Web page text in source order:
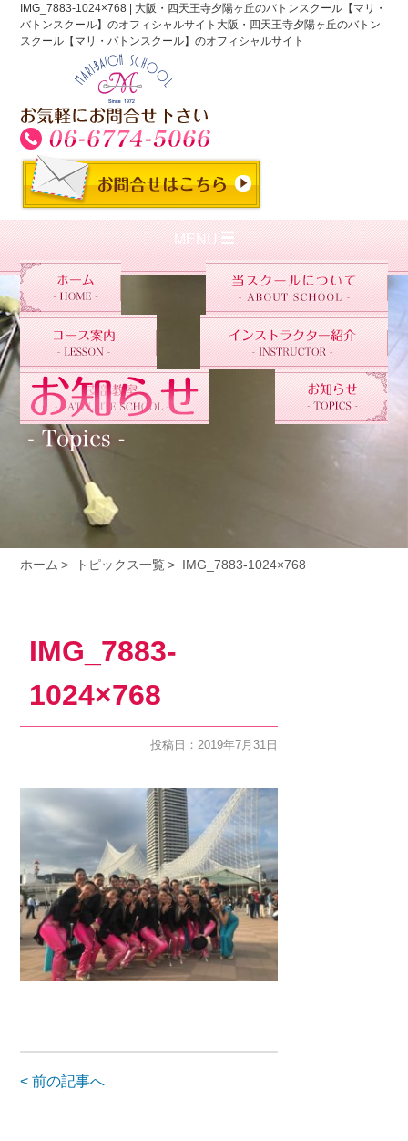
IMG_7883-1024×768 | 大阪・四天王寺夕陽ヶ丘のバトンスクール【マリ・
バトンスクール】のオフィシャルサイト大阪・四天王寺夕陽ヶ丘のバトン
スクール【マリ・バトンスクール】のオフィシャルサイト
MENU
ホーム トピックス一覧 IMG_7883-1024×768
IMG_7883-
1024×768
投稿日：2019年7月31日
< 前の記事へ